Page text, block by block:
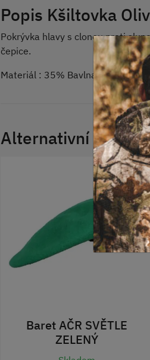
Popis Kšiltovka Oliv
Pokrývka hlavy s clonou proti
čepice.
Materiál : 35% Bavlna, 65%
Alternativní
Baret AČR SVĚTLE
ZELENÝ